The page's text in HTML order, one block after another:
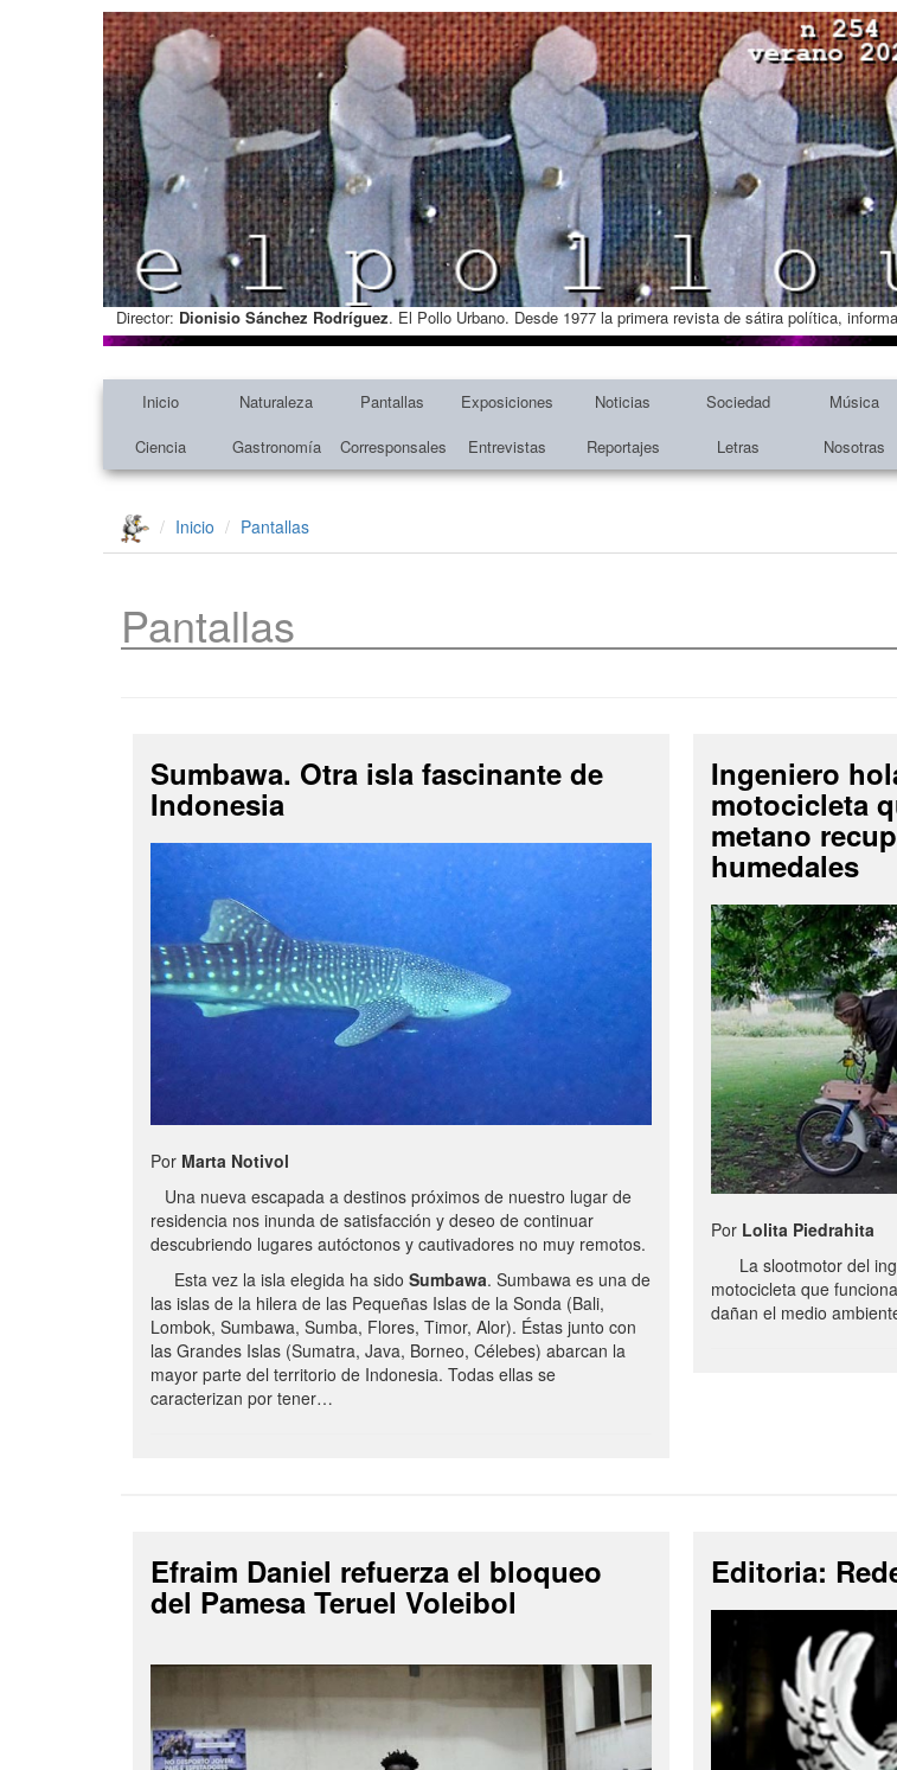
Director: Dionisio Sánchez Rodríguez. El Pollo Urbano. Desde 1977 la primera revista de sátira política,
Inicio Naturaleza Pantallas Exposiciones Noticias Sociedad Música
Ciencia
Gastronomía Corresponsales Entrevistas Reportajes Letras Nosotras
Inicio Pantallas
Pantallas
Sumbawa. Otra isla fascinante de
Indonesia
Por Marta Notivol
Una nueva escapada a destinos próximos de nuestro lugar de
residencia nos inunda de satisfacción y deseo de continuar
descubriendo lugares autóctonos y cautivadores no muy remotos.
Esta vez la isla elegida ha sido Sumbawa. Sumbawa es una de
las islas de la hilera de las Pequeñas Islas de la Sonda (Bali,
Lombok, Sumbawa, Sumba, Flores, Timor, Alor). Éstas junto con
las Grandes Islas (Sumatra, Java, Borneo, Célebes) abarcan la
mayor parte del territorio de Indonesia. Todas ellas se
caracterizan por tener…
Ingeniero
motocicleta
metano
humedales
Por Lolita Piedrahita
La slootmotor del
motocicleta que
dañan el medio
Efraim Daniel refuerza el bloqueo
del Pamesa Teruel Voleibol
Editoria: